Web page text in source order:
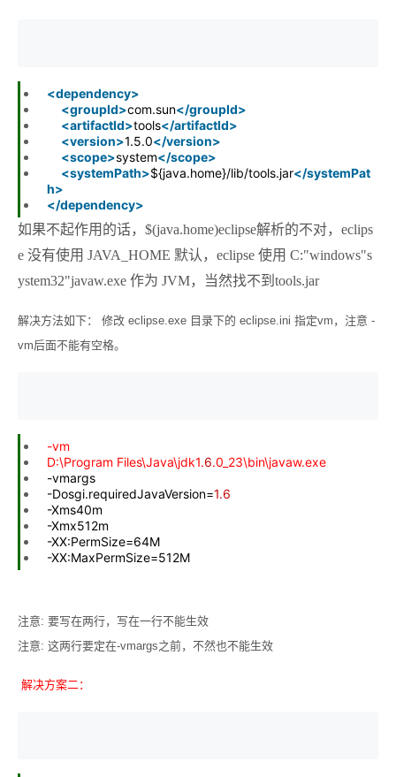
<dependency>
<groupId>com.sun</groupId>
<artifactId>tools</artifactId>
<version>1.5.0</version>
<scope>system</scope>
<systemPath>${java.home}/lib/tools.jar</systemPat
h>
</dependency>
如果不起作用的话， $(java.home)eclipse解析的不对， eclips
e 没有使用 JAVA_HOME 默认，eclipse 使用 C:"windows"s
ystem32"javaw.exe 作为 JVM，当然找不到tools.jar
解决方法如下： 修改 eclipse.exe 目录下的 eclipse.ini 指定vm，注意 -
vm后面不能有空格。
-vm
D:\Program Files\Java\jdk1.6.0_23\bin\javaw.exe
-vmargs
-Dosgi.requiredJavaVersion=1.6
-Xms40m
-Xmx512m
-XX:PermSize=64M
-XX:MaxPermSize=512M
注意: 要写在两行，写在一行不能生效
注意: 这两行要定在-vmargs之前，不然也不能生效
解决方案二：